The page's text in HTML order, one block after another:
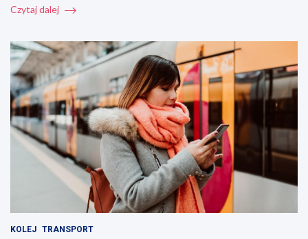
Czytaj dalej
KOLEJ TRANSPORT